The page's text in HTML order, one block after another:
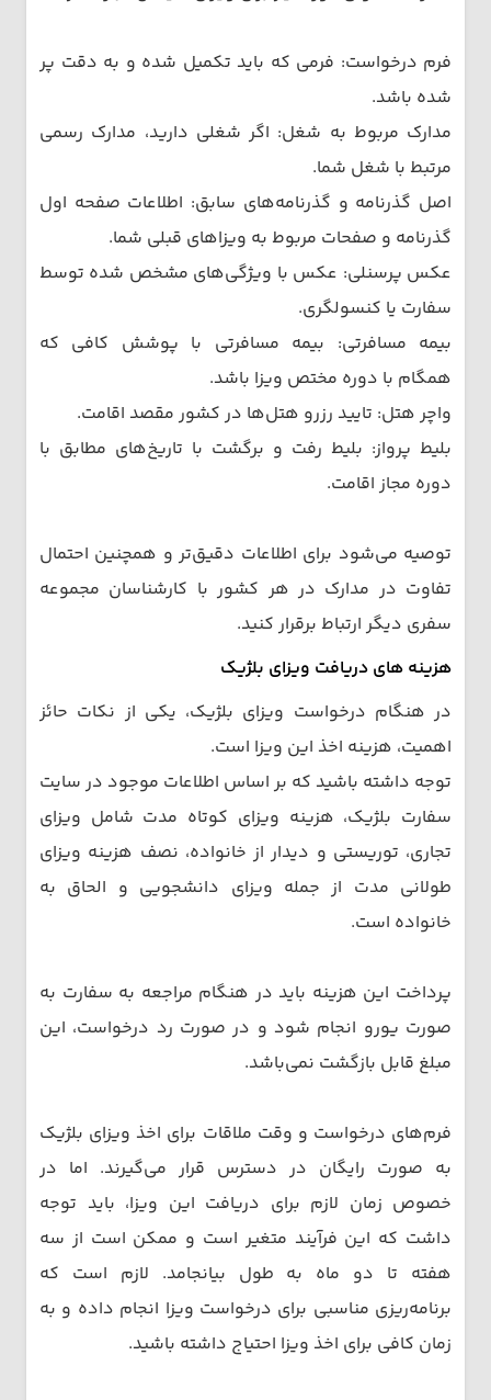
فرم درخواست: فرمی که باید تکمیل شده و به دقت پر
شده باشد.
مدارک مربوط به شغل: اگر شغلی دارید، مدارک رسمی
مرتبط با شغل شما.
اصل گذرنامه و گذرنامه‌های سابق: اطلاعات صفحه اول
گذرنامه و صفحات مربوط به ویزاهای قبلی شما.
عکس پرسنلی: عکس با ویژگی‌های مشخص شده توسط
سفارت یا کنسولگری.
بیمه مسافرتی: بیمه مسافرتی با پوشش کافی که
همگام با دوره مختص ویزا باشد.
واچر هتل: تایید رزرو هتل‌ها در کشور مقصد اقامت.
بلیط پرواز: بلیط رفت و برگشت با تاریخ‌های مطابق با
دوره مجاز اقامت.
توصیه می‌شود برای اطلاعات دقیق‌تر و همچنین احتمال
تفاوت در مدارک در هر کشور با کارشناسان مجموعه
سفری دیگر ارتباط برقرار کنید.
هزینه‌ های دریافت ویزای بلژیک
در هنگام درخواست ویزای بلژیک، یکی از نکات حائز
اهمیت، هزینه اخذ این ویزا است.
توجه داشته باشید که بر اساس اطلاعات موجود در سایت
سفارت بلژیک، هزینه ویزای کوتاه مدت شامل ویزای
تجاری، توریستی و دیدار از خانواده، نصف هزینه ویزای
طولانی مدت از جمله ویزای دانشجویی و الحاق به
خانواده است.
پرداخت این هزینه باید در هنگام مراجعه به سفارت به
صورت یورو انجام شود و در صورت رد درخواست، این
مبلغ قابل بازگشت نمی‌باشد.
فرم‌های درخواست و وقت ملاقات برای اخذ ویزای بلژیک
به صورت رایگان در دسترس قرار می‌گیرند. اما در
خصوص زمان لازم برای دریافت این ویزا، باید توجه
داشت که این فرآیند متغیر است و ممکن است از سه
هفته تا دو ماه به طول بیانجامد. لازم است که
برنامه‌ریزی مناسبی برای درخواست ویزا انجام داده و به
زمان کافی برای اخذ ویزا احتیاج داشته باشید.